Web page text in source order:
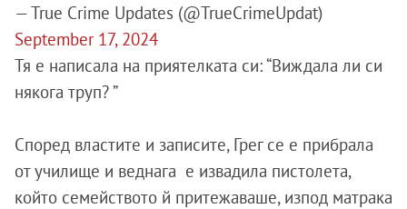
— True Crime Updates (@TrueCrimeUpdat)
September 17, 2024
Тя е написала на приятелката си: “Виждала ли си
някога труп? ”
Според властите и записите, Грег се е прибрала
от училище и веднага е извадила пистолета,
който семейството й притежаваше, изпод матрака